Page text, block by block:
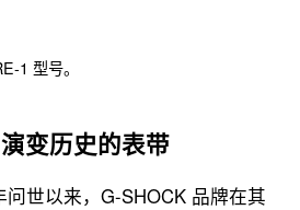
1 型号。
变历史的表带
问世以来，G-SHOCK 品牌在其